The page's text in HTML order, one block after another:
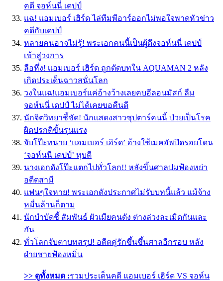
คดี จอห์นนี่ เดปป์
แฉ! แอมเบอร์ เฮิร์ด ไล่ทีมพีอาร์ออกไม่พอใจพาดหัวข่าว
คดีกับเดปป์
หลายคนอาจไม่รู้! พระเอกคนนี้เป็นผู้ดึงจอห์นนี่ เดปป์
เข้าสู่วงการ
ลือหึ่ง! เเอมเบอร์ เฮิร์ด ถูกตัดบทใน AQUAMAN 2 หลัง
เกิดประเด็นฉาวสนั่นโลก
วงในแฉ!แอมเบอร์แค่อ้างว้างเลยคบอีลอนมัสก์ ลืม
จอห์นนี่ เดปป์ ไม่ได้เคยขอคืนดี
นักจิตวิทยาชี้ชัด! นักเเสดงสาวซุปตาร์คนนี้ ป่วยเป็นโรค
ผิดปรกติขั้นรุนเเรง
จับโป๊ะทนาย ‘แอมเบอร์ เฮิร์ด’ อ้างใช้เมคอัพปิดรอยโดน
‘จอห์นนี เดปป์’ ทุบตี
นางเอกดังโป๊ะแตกไปทั่วโลก!! หลังขึ้นศาลปมฟ้องหย่า
อดีตสามี
แฟนๆใจหาย! พระเอกดังประกาศไม่รับบทนี้แล้ว แม้จ้าง
หมื่นล้านก็ตาม
นักบำบัดชี้ สัมพันธ์ ผัวเมียคนดัง ต่างล่วงละเมิดกันและ
กัน
ทั่วโลกจับตาบทสรุป! อดีตคู่รักขึ้นขึ้นศาลอีกรอบ หลัง
ฝ่ายชายฟ้องหมิ่น
>> ดูทั้งหมด :รวมประเด็นคดี แอมเบอร์ เฮิร์ด VS จอห์น